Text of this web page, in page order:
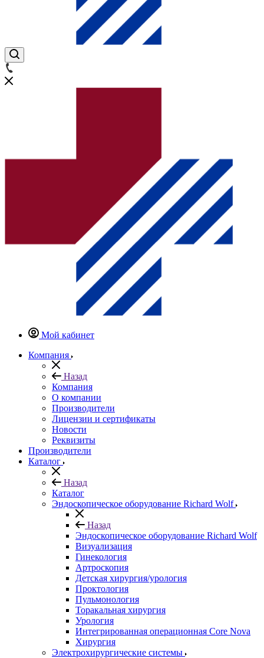
Мой кабинет
Компания
Назад
Компания
О компании
Производители
Лицензии и сертификаты
Новости
Реквизиты
Производители
Каталог
Назад
Каталог
Эндоскопическое оборудование Richard Wolf
Назад
Эндоскопическое оборудование Richard Wolf
Визуализация
Гинекология
Артроскопия
Детская хирургия/урология
Проктология
Пульмонология
Торакальная хирургия
Урология
Интегрированная операционная Core Nova
Хирургия
Электрохирургические системы